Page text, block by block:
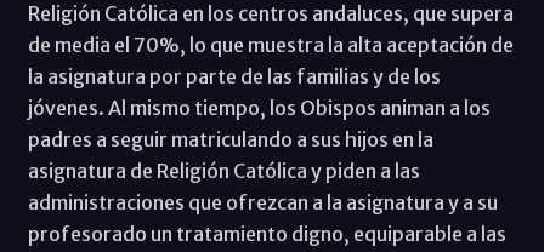
Religión Católica en los centros andaluces, que supera
de media el 70%, lo que muestra la alta aceptación de
la asignatura por parte de las familias y de los
jóvenes. Al mismo tiempo, los Obispos animan a los
padres a seguir matriculando a sus hijos en la
asignatura de Religión Católica y piden a las
administraciones que ofrezcan a la asignatura y a su
profesorado un tratamiento digno, equiparable a las